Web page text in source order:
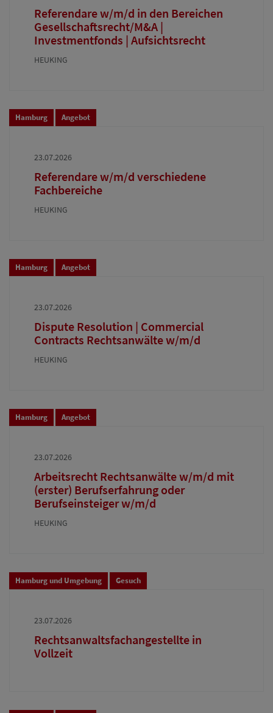
Referendare w/m/d in den Bereichen
Gesellschaftsrecht/M&A |
Investmentfonds | Aufsichtsrecht
HEUKING
Hamburg Angebot
23.07.2026
Referendare w/m/d verschiedene
Fachbereiche
HEUKING
Hamburg Angebot
23.07.2026
Dispute Resolution | Commercial
Contracts Rechtsanwälte w/m/d
HEUKING
Hamburg Angebot
23.07.2026
Arbeitsrecht Rechtsanwälte w/m/d mit
(erster) Berufserfahrung oder
Berufseinsteiger w/m/d
HEUKING
Hamburg und Umgebung Gesuch
23.07.2026
Rechtsanwaltsfachangestellte in
Vollzeit